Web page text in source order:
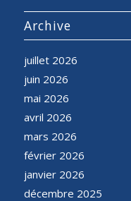
Archive
juillet 2026
juin 2026
mai 2026
avril 2026
mars 2026
février 2026
janvier 2026
décembre 2025